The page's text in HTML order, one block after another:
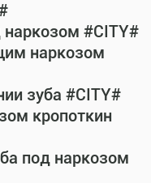
наркозом #CITY#
наркозом
зуба #CITY#
кропоткин
под наркозом